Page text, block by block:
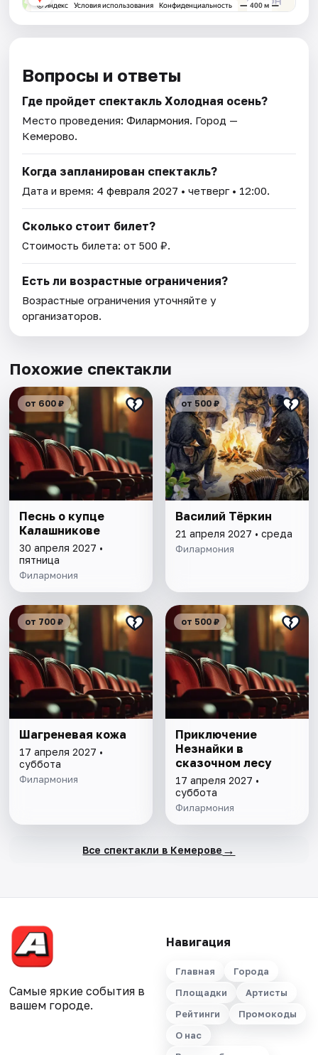
Вопросы и ответы
Где пройдет спектакль Холодная осень?
Место проведения:Филармония. Город —
Кемерово.
Когда запланирован спектакль?
Дата и время: 4 февраля 2027 • четверг • 12:00.
Сколько стоит билет?
Стоимость билета: от 500 ₽.
Есть ли возрастные ограничения?
Возрастные ограничения уточняйте у
организаторов.
Похожие спектакли
от 600 ₽
Песнь о купце
Калашникове
30 апреля 2027 •
пятница
Филармония
от 500 ₽
Василий Тёркин
21 апреля 2027 • среда
Филармония
от 700 ₽
Шагреневая кожа
17 апреля 2027 •
суббота
Филармония
от 500 ₽
Приключение
Незнайки в
сказочном лесу
17 апреля 2027 •
суббота
Филармония
Все спектакли в Кемерове →
Самые яркие события в
вашем городе.
Навигация
Главная
Города
Площадки
Артисты
Рейтинги
Промокоды
О нас